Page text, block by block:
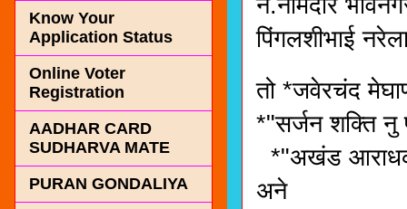
पिंगलशीभाई
तो *जवेरचंद
*"सर्जन शक्ति
*"अखंड
अने
Know Your
Application Status
Online Voter
Registration
AADHAR CARD
SUDHARVA MATE
PURAN GONDALIYA